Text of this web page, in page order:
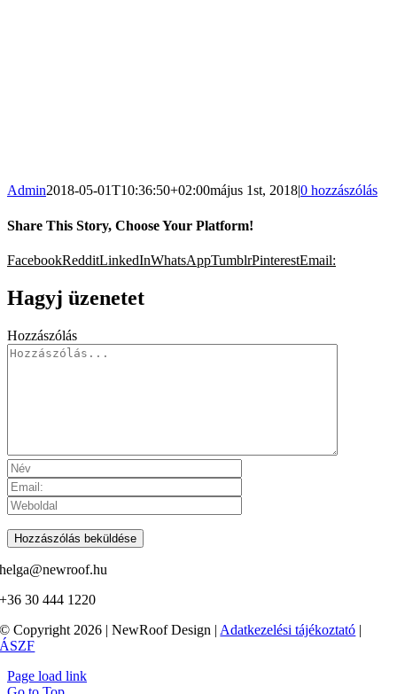
Admin2018-05-01T10:36:50+02:00május 1st, 2018|0 hozzászólás
Share This Story, Choose Your Platform!
FacebookRedditLinkedInWhatsAppTumblrPinterestEmail:
Hagyj üzenetet
Hozzászólás
helga@newroof.hu
+36 30 444 1220
© Copyright 2026 | NewRoof Design | Adatkezelési tájékoztató |
ÁSZF
Page load link